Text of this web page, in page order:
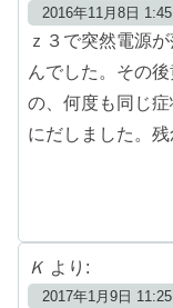
2016年11月8日
ｚ３で突然電源
んでした。その
の、何度も同じ
にだしました。残
Ｋ より:
2017年1月9日